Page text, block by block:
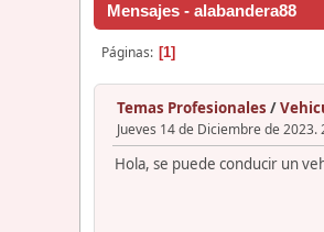
Mensajes - alabandera88
Páginas 1
Temas Profesionales /
Jueves 14 de Diciembre de 2023.
Hola, se puede conducir un